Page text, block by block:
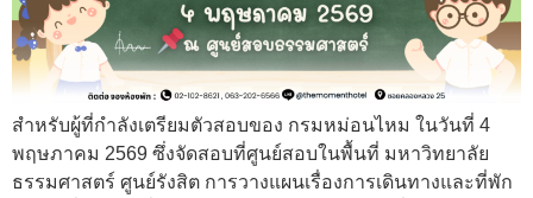
สำหรับผู้ที่กำลังเตรียมตัวสอบของ กรมหม่อนไหม ในวันที่ 4
พฤษภาคม 2569 ซึ่งจัดสอบที่ศูนย์สอบในพื้นที่ มหาวิทยาลัย
ธรรมศาสตร์ ศูนย์รังสิต การวางแผนเรื่องการเดินทางและที่พัก